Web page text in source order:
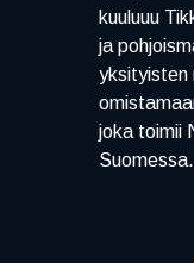
kuuluuu
ja
yksityisten
joka toimii
Suomessa.